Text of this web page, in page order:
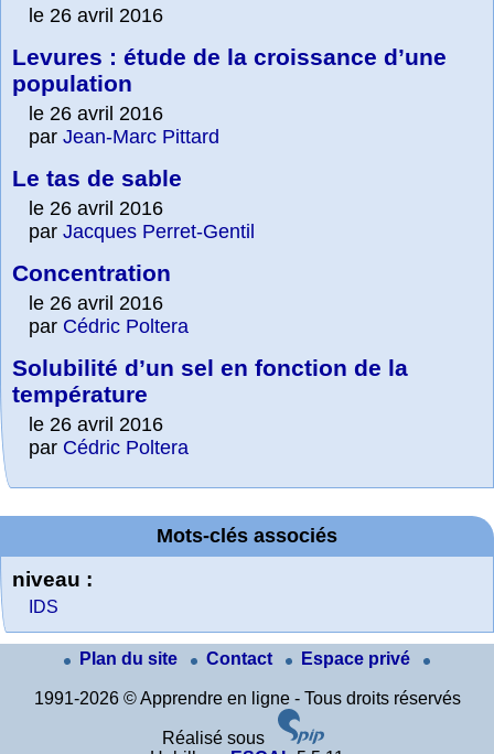
le 26 avril 2016
Levures : étude de la croissance d’une
population
le 26 avril 2016
par Jean-Marc Pittard
Le tas de sable
le 26 avril 2016
par Jacques Perret-Gentil
Concentration
le 26 avril 2016
par Cédric Poltera
Solubilité d’un sel en fonction de la
température
le 26 avril 2016
par Cédric Poltera
Mots-clés associés
niveau :
IDS
Plan du site Contact Espace privé
1991-2026 © Apprendre en ligne - Tous droits réservés
Réalisé sous